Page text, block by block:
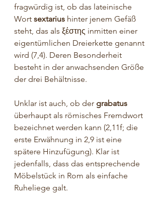
fragwürdig ist, ob das lateinische
Wort sextarius hinter jenem Gefäß
steht, das als ξέστης inmitten einer
eigentümlichen Dreierkette genannt
wird (7,4). Deren Besonderheit
besteht in der anwachsenden Größe
der drei Behältnisse.
Unklar ist auch, ob der grabatus
überhaupt als römisches Fremdwort
bezeichnet werden kann (2,11f; die
erste Erwähnung in 2,9 ist eine
spätere Hinzufügung). Klar ist
jedenfalls, dass das entsprechende
Möbelstück in Rom als einfache
Ruheliege galt.